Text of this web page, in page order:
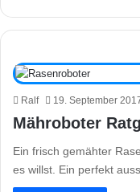
Ralf 19. September
Mähroboter
Ein frisch gemähter
es willst. Ein perfekt